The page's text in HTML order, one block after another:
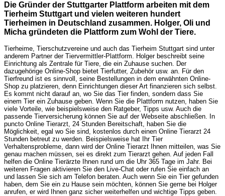
Die Gründer der Stuttgarter Plattform arbeiten mit dem
Tierheim Stuttgart und vielen weiteren hundert
Tierheimen in Deutschland zusammen. Holger, Oli und
Micha gründeten die Plattform zum Wohl der Tiere.
Tierheime, Tierschutzvereine und auch das Tierheim Stuttgart sind unter
anderem Partner der Tiervermittler-Plattform. Holger beschreibt seine
Einrichtung als Zentrale für Tiere, die ein Zuhause suchen. Der
dazugehörige Online-Shop bietet Tierfutter, Zubehör usw. an. Für den
Tierfreund ist es sinnvoll, seine Bestellungen in dem erwähnten Online-
Shop zu platzieren, denn Einrichtungen dieser Art finanzieren sich selbst.
Es kommt nicht darauf an, wo Sie das Tier finden, sondern dass Sie
einem Tier ein Zuhause geben. Wenn Sie die Plattform nutzen, haben Sie
viele Vorteile, wie beispielsweise den Ratgeber, Tipps usw. Auch die
passende Tierversicherung können Sie auf der Webseite abschließen. In
puncto Online Tierarzt, 24 Stunden Bereitschaft, haben Sie die
Möglichkeit, egal wo Sie sind, kostenlos durch einen Online Tierarzt 24
Stunden betreut zu werden. Beispielsweise hat Ihr Tier
Verhaltensprobleme, dann wird der Online Tierarzt Ihnen mitteilen, was Sie
genau machen müssen, sei es direkt zum Tierarzt gehen. Auf jeden Fall
helfen die Online Tierärzte Ihnen rund um die Uhr 365 Tage im Jahr. Bei
weiteren Fragen aktivieren Sie den Live-Chat oder rufen Sie einfach an
und lassen Sie sich am Telefon beraten. Auch wenn Sie ein Tier gefunden
haben, dem Sie ein zu Hause sein möchten, können Sie gerne bei Holger
anrufen, er wird Ihnen ganz sicher weiterhelfen und wichtige Tipps geben.